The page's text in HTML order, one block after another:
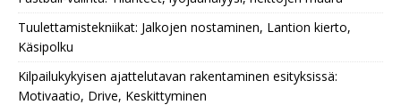
Tuulettamistekniikat: Jalkojen nostaminen, Lantion kierto,
Käsipolku
Kilpailukykyisen ajattelutavan rakentaminen esityksissä:
Motivaatio, Drive, Keskittyminen